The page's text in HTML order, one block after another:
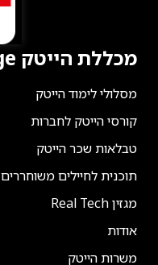
מכללת הייטק RT College
מסלולי לימוד הייטק
קורסי הייטק לחברות
טבלאות שכר הייטק
תוכנית לחיילים משוחררים
מגזין Real Tech
אודות
משרות הייטק